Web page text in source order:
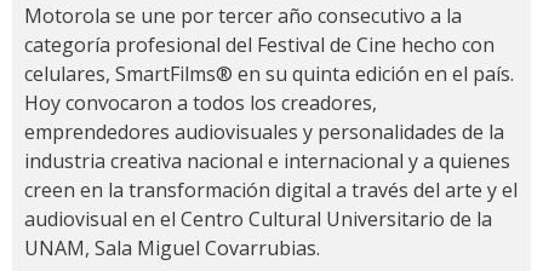
Motorola se une por tercer año consecutivo a la
categoría profesional del Festival de Cine hecho con
celulares, SmartFilms® en su quinta edición en el país.
Hoy convocaron a todos los creadores,
emprendedores audiovisuales y personalidades de la
industria creativa nacional e internacional y a quienes
creen en la transformación digital a través del arte y el
audiovisual en el Centro Cultural Universitario de la
UNAM, Sala Miguel Covarrubias.